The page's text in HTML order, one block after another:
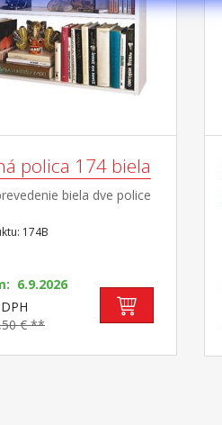
polica 174 biela
biela dve police
174B
6.9.2026
€ **